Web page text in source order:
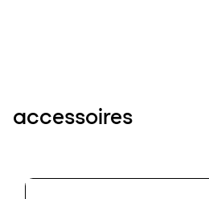
accessoires